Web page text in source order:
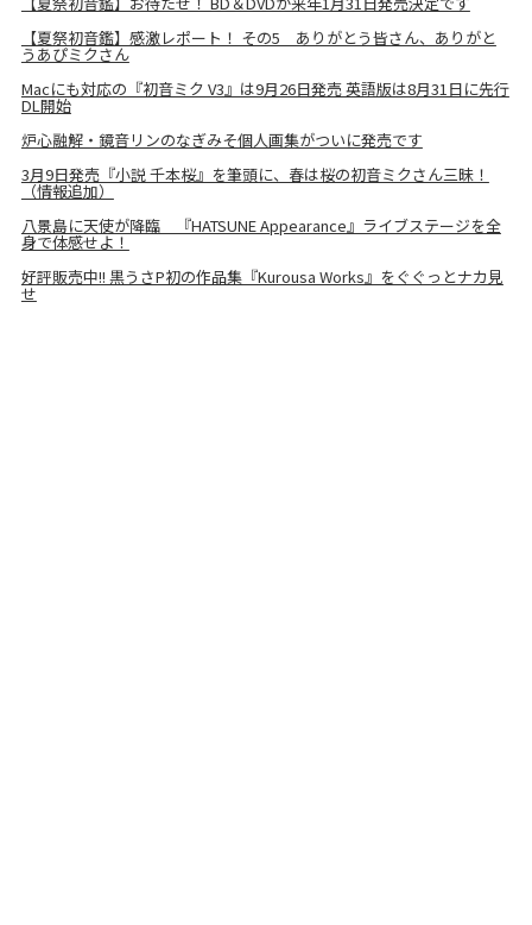
【夏祭初音鑑】感激レポート！ その5 ありがとう皆さん、ありがと
うあぴミクさん
Macにも対応の『初音ミク V3』は9月26日発売 英語版は8月31日に先行
DL開始
炉心融解・鏡音リンのなぎみそ個人画集がついに発売です
3月9日発売『小説 千本桜』を筆頭に、春は桜の初音ミクさん三昧！
（情報追加）
八景島に天使が降臨 『HATSUNE Appearance』ライブステージを全
身で体感せよ！
好評販売中!! 黒うさP初の作品集『Kurousa Works』をぐぐっとナカ見
せ